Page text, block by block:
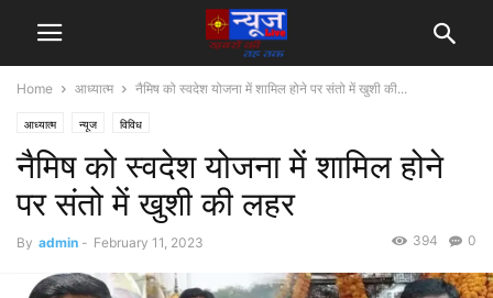
Home आध्यात्म नैमिष को स्वदेश योजना में शामिल होने पर संतो में खुशी की...
आध्यात्म न्यूज विविध
नैमिष को स्वदेश योजना में शामिल होने
पर संतो में खुशी की लहर
By admin - February 11, 2023 0
394